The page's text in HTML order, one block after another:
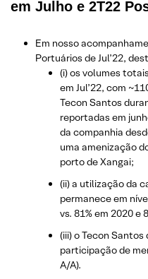
em Julho e 2T22
Em nosso
Portuários de Jul’22,
(i) os volumes
em Jul’22, com
Tecon Santos
reportadas em
da companhia
uma amenização
porto de Xangai;
(ii) a utilização da
permanece em
vs. 81% em 2020 e
(iii) o Tecon
participação de
A/A).